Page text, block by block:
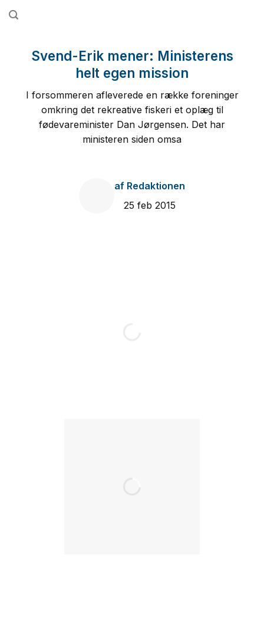
Fortsæt
Svend-Erik mener: Ministerens
helt egen mission
I forsommeren afleverede en række foreninger
omkring det rekreative fiskeri et oplæg til
fødevareminister Dan Jørgensen. Det har
ministeren siden omsa
af Redaktionen
25 feb 2015